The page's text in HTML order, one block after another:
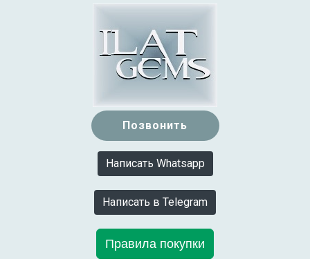
Позвонить
Написать Whatsapp
Написать в Telegram
Правила покупки